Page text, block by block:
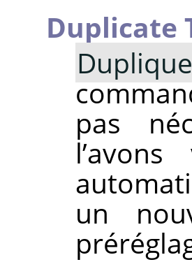
Duplicate
pas
un